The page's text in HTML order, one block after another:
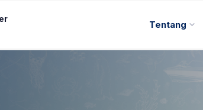
Tentang